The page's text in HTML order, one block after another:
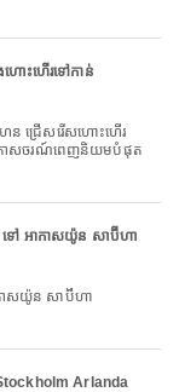
ោះហើរទៅកាន់
ាសចរណ៍ពេញនិយមបំផុត
ទៅ អាកាសយ៉ូន សាប៊ីហា
Stockholm Arlanda